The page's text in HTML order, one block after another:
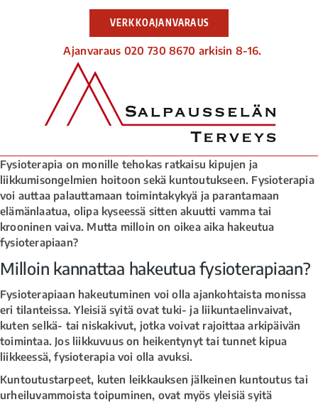
VERKKOAJANVARAUS
Ajanvaraus 020 730 8670 arkisin 8-16.
Fysioterapia on monille tehokas ratkaisu kipujen ja
liikkumisongelmien hoitoon sekä kuntoutukseen. Fysioterapia
voi auttaa palauttamaan toimintakykyä ja parantamaan
elämänlaatua, olipa kyseessä sitten akuutti vamma tai
krooninen vaiva. Mutta milloin on oikea aika hakeutua
fysioterapiaan?
Milloin kannattaa hakeutua fysioterapiaan?
Fysioterapiaan hakeutuminen voi olla ajankohtaista monissa
eri tilanteissa. Yleisiä syitä ovat tuki- ja liikuntaelinvaivat,
kuten selkä- tai niskakivut, jotka voivat rajoittaa arkipäivän
toimintaa. Jos liikkuvuus on heikentynyt tai tunnet kipua
liikkeessä, fysioterapia voi olla avuksi.
Kuntoutustarpeet, kuten leikkauksen jälkeinen kuntoutus tai
urheiluvammoista toipuminen, ovat myös yleisiä syitä